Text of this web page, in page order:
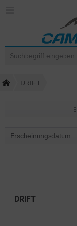
DRIFT
DRIFT